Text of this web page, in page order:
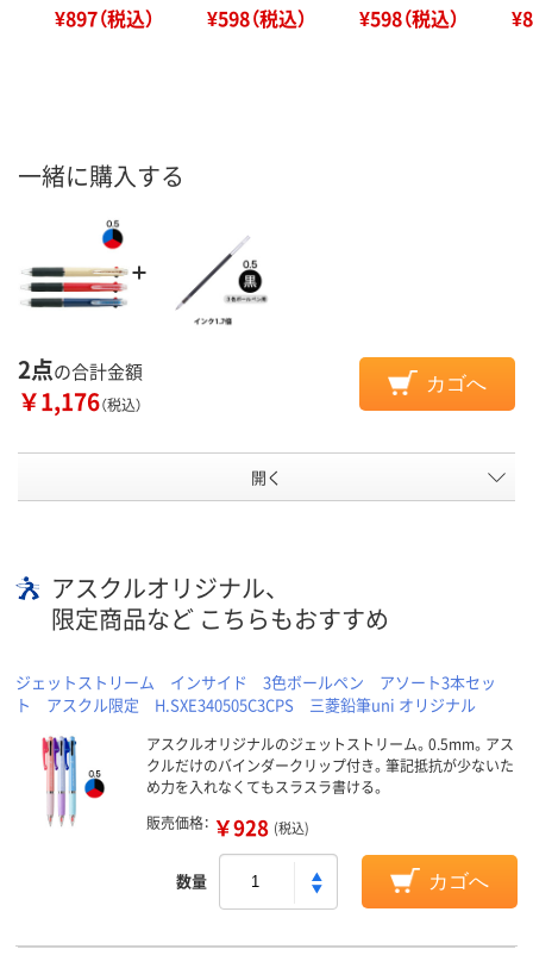
¥897（税込） ¥598（税込） ¥598（税込）
一緒に購入する
2点の合計金額
￥1,176（税込）
カゴへ
開く
アスクルオリジナル、
限定商品など こちらもおすすめ
ジェットストリーム インサイド 3色ボールペン アソート3本セッ
ト アスクル限定 H.SXE340505C3CPS 三菱鉛筆uni オリジナル
アスクルオリジナルのジェットストリーム。0.5mm。アス
クルだけのバインダークリップ付き。筆記抵抗が少ないた
め力を入れなくてもスラスラ書ける。
販売価格： ￥928 (税込)
数量 カゴへ